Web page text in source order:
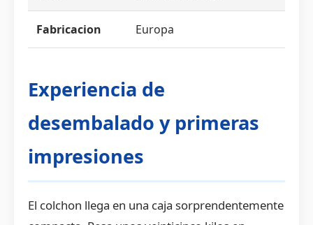
Fabricacion Europa
Experiencia de
desembalado y primeras
impresiones
El colchon llega en una caja sorprendentemente